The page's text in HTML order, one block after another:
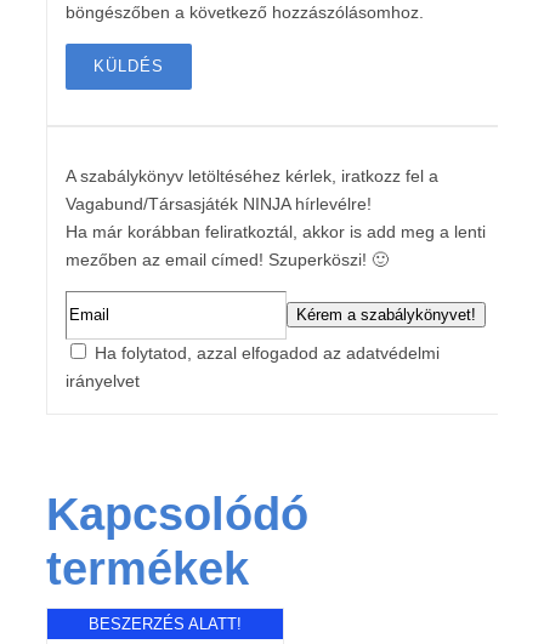
böngészőben a következő hozzászólásomhoz.
A szabálykönyv letöltéséhez kérlek, iratkozz fel a
Vagabund/Társasjáték NINJA hírlevélre!
Ha már korábban feliratkoztál, akkor is add meg a lenti
mezőben az email címed! Szuperköszi! 🙂
Ha folytatod, azzal elfogadod az adatvédelmi
irányelvet
Kapcsolódó
termékek
BESZERZÉS ALATT!